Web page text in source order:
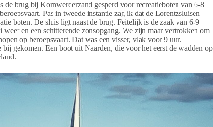
de brug bij Kornwerderzand gesperd voor recreatieboten van 6-8
Pas in tweede instantie zag ik dat de Lorentzsluisen
boten. De sluis ligt naast de brug. Feitelijk is de zaak van 6-9
weer en een schitterende zonsopgang. We zijn maar vertrokken om
op beroepsvaart. Dat was een visser, vlak voor 9 uur.
gekomen. Een boot uit Naarden, die voor het eerst de wadden op